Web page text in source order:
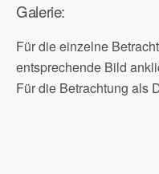
Galerie:
Für die einzelne
entsprechende Bild
Für die Betrachtung als